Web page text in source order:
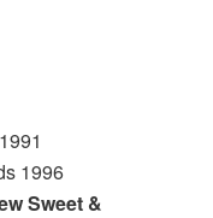
1996
Sweet &